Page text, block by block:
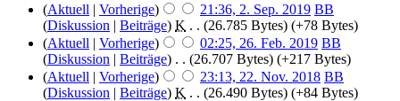
(Aktuell | Vorherige) 21:36, 2. Sep. 2019 BB
(Diskussion | Beiträge) K . . (26.785 Bytes) (+78 Bytes)
(Aktuell | Vorherige) 02:25, 26. Feb. 2019 BB
(Diskussion | Beiträge) . . (26.707 Bytes) (+217 Bytes)
(Aktuell | Vorherige) 23:13, 22. Nov. 2018 BB
(Diskussion | Beiträge) K . . (26.490 Bytes) (+84 Bytes)